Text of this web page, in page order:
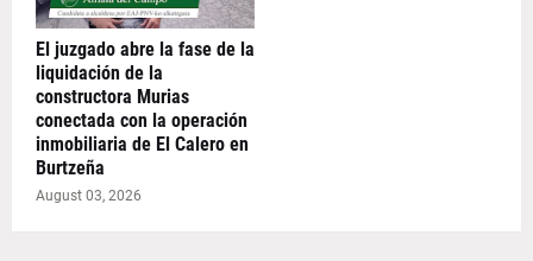
El juzgado abre la fase de la
liquidación de la
constructora Murias
conectada con la operación
inmobiliaria de El Calero en
Burtzeña
August 03, 2026